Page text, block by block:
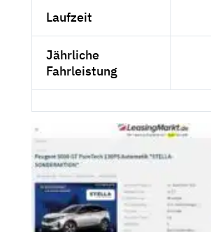
Laufzeit
Jährliche
Fahrleistung